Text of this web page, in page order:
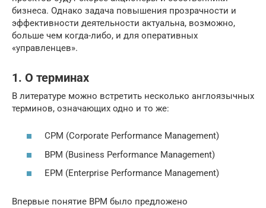
бизнеса. Однако задача повышения прозрачности и
эффективности деятельности актуальна, возможно,
больше чем когда-либо, и для оперативных
«управленцев».
1. О терминах
В литературе можно встретить несколько англоязычных
терминов, означающих одно и то же:
CPM (Corporate Performance Management)
BPM (Business Performance Management)
EPM (Enterprise Performance Management)
Впервые понятие BPM было предложено